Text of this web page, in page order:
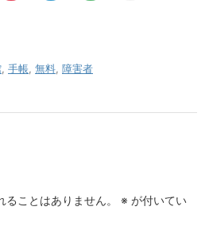
手帳 無料 障害者
ことはありません。 ※ が付いてい